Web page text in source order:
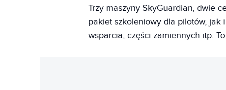
Trzy maszyny SkyGuardian, dwie
pakiet szkoleniowy dla pilotów, jak
wsparcia, części zamiennych itp.